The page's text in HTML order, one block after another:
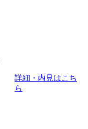
詳細・内見はこち
ら